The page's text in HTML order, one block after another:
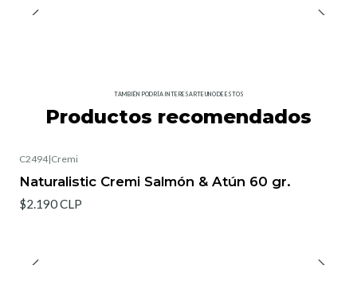
TAMBIÉN PODRÍA INTERESARTE UNO DE ESTOS
Productos recomendados
C2494|Cremi
Naturalistic Cremi Salmón & Atún 60 gr.
$2.190 CLP